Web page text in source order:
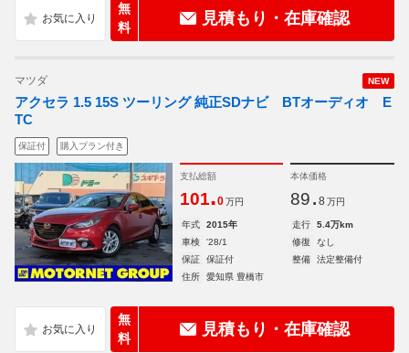
無
料
見積もり・在庫確認
NEW
マツダ
アクセラ 1.5 15S ツーリング 純正SDナビ BTオーディオ E
TC
保証付 購入プラン付き
支払総額
101.0 万円
本体価格
89. 8 万円
年式 2015年 走行
5.4万km
車検
'28/1 修復
なし
保証
保証付 整備
法定整備付
住所
愛知県 豊橋市
無
料
見積もり・在庫確認